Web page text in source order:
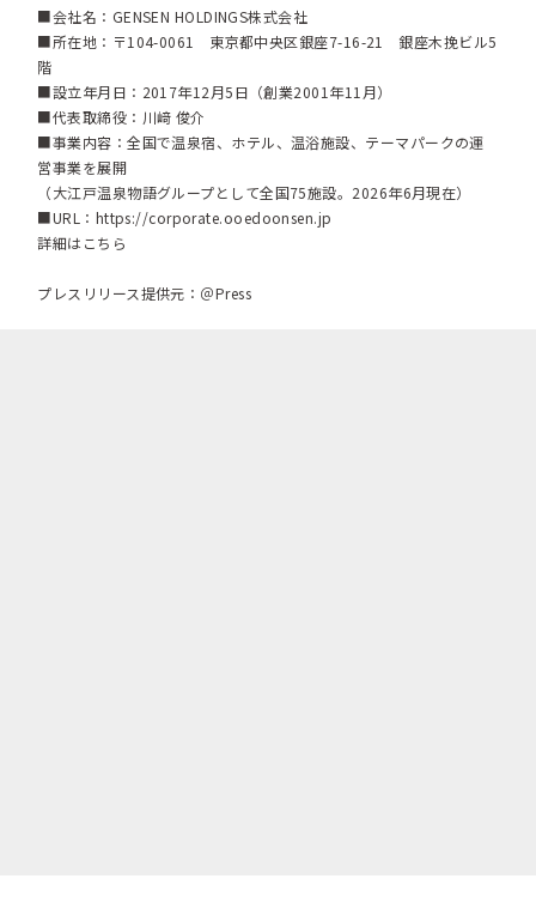
■会社名：GENSEN HOLDINGS株式会社
■所在地：〒104-0061 東京都中央区銀座7-16-21 銀座木挽ビル5
階
■設立年月日：2017年12月5日（創業2001年11月）
■代表取締役：川﨑 俊介
■事業内容：全国で温泉宿、ホテル、温浴施設、テーマパークの運
営事業を展開
（大江戸温泉物語グループとして全国75施設。2026年6月現在）
■URL： https://corporate.ooedoonsen.jp
詳細はこちら
プレスリリース提供元：＠Press